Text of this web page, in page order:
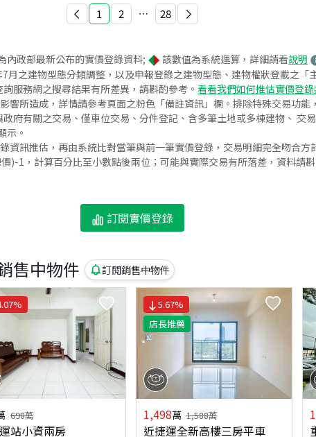
1 2 ⋯ 28
內政部最新公布的實價登錄資料; 該數值為系統運算，詳細請看說明
月之建物型態分類調整，以及申報登錄之建物型態、建物權狀登載之「
服務網之搜尋結果有所差異，請斟酌參考。 看看我們如何推估實價登
響所造成，詳情請參考頁面之粉色「備註資訊」欄。排除特殊交易功
府有關之交易、僅車位交易、分件登記、含多筆土地或多棟建物、 交
示。
資訊推估，再由系統比對當筆與前一筆實價登錄，交易明細完全吻合
)-1，計算百分比至小數點後兩位；可能與實際交易有所落差，資料請斟
訂閱實價登錄
售中物件 訂閱銷售中物件
%
698萬
站小資兩房
5.67%
店長推薦
1,498萬 1,588萬
近捷運全新高樓三房平車